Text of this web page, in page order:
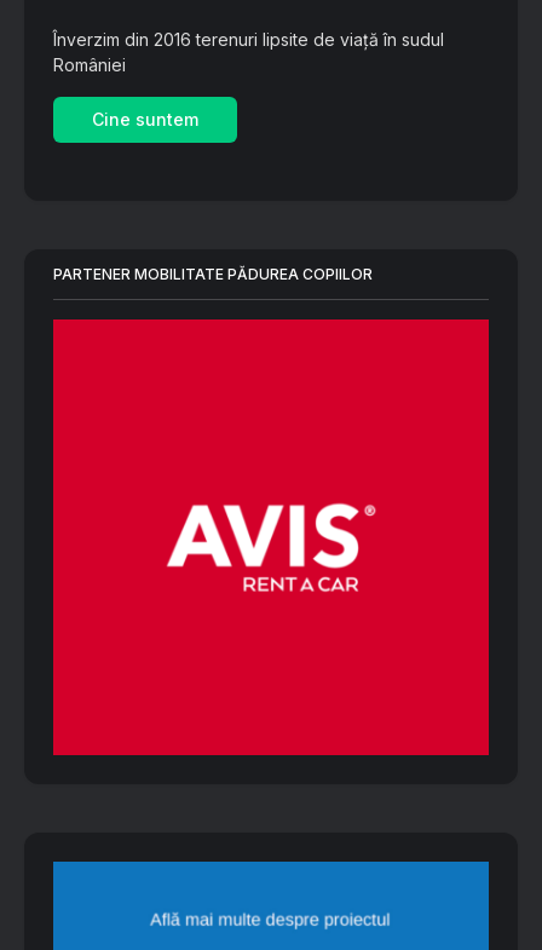
Înverzim din 2016 terenuri lipsite de viață în sudul
României
Cine suntem
PARTENER MOBILITATE PĂDUREA COPIILOR